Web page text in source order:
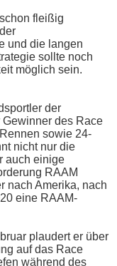
fleißig
und die langen
sollte noch
möglich sein.
der
des Race
sowie 24-
nicht nur die
auch einige
RAAM
nach Amerika, nach
eine RAAM-
plaudert er über
auf das Race
während des